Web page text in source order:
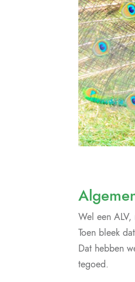
Wel een
Toen bleek
Dat hebben
tegoed.